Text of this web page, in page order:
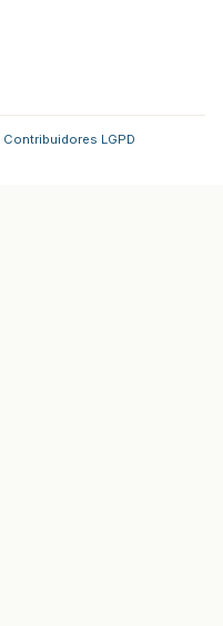
Contribuidores LGPD